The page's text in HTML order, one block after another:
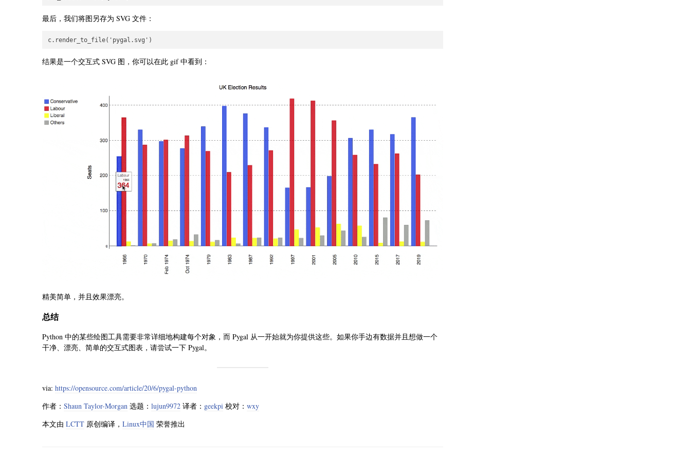
最后，我们将图另存为 SVG 文件：
结果是一个交互式 SVG 图，你可以在此 gif 中看到：
精美简单，并且效果漂亮。
总结
Python 中的某些绘图工具需要非常详细地构建每个对象，而 Pygal 从一开始就为你提供这些。如果你手边有数据并且想做一个
干净、漂亮、简单的交互式图表，请尝试一下 Pygal。
via: https://opensource.com/article/20/6/pygal-python
作者： Shaun Taylor-Morgan 选题： lujun9972 译者： geekpi 校对： wxy
本文由 LCTT 原创编译， Linux中国 荣誉推出